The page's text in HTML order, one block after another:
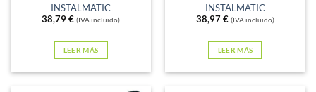
INSTALMATIC
38,79€ (IVA incluido)
LEER MÁS
INSTALMATIC
38,97€ (IVA incluido)
LEER MÁS